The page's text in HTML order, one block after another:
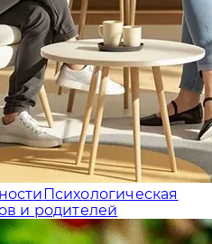
Психологическая
и родителей